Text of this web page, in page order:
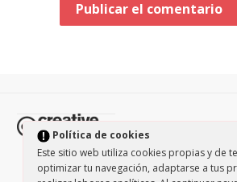
Política de cookies
Este sitio web utiliza cookies propias y de
optimizar tu navegación, adaptarse a tus
Todos los contenidos
protegidos por la licencia Creative
NonCommercial-ShareAlike 3.0. /